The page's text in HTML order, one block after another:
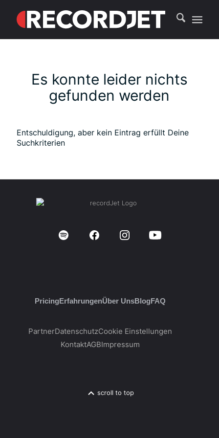
Es konnte leider nichts
gefunden werden
Entschuldigung, aber kein Eintrag erfüllt Deine
Suchkriterien
PricingErfahrungenÜber UnsBlogFAQ
PartnerDatenschutzCookie Einstellungen
KontaktAGBImpressum
scroll to top